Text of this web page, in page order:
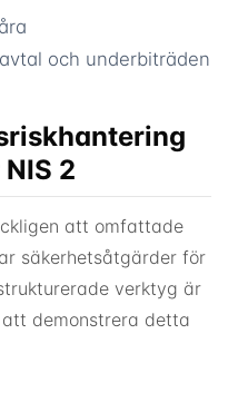
och underbiträden
2
att omfattade
säkerhetsåtgärder för
verktyg är
demonstrera detta